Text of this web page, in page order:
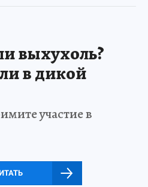
выхухоль?
в дикой
участие в